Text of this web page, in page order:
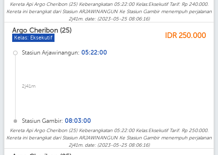
Kereta Api Argo Cheribon (25) Keberangkatan 05:22:00 Kelas:Eksekutif Tarif: Rp 240.000.
Kereta ini berangkat dari Stasiun ARJAWINANGUN Ke Stasiun Gambir menempuh perjalanan
2j41m. date: (2023-05-25 08:06:16)
Argo Cheribon (25)
Kelas: Eksekutif IDR 250.000
Stasiun Arjawinangun: 05:22:00
2j41m
Stasiun Gambir: 08:03:00
Kereta Api Argo Cheribon (25) Keberangkatan 05:22:00 Kelas:Eksekutif Tarif: Rp 250.000.
Kereta ini berangkat dari Stasiun ARJAWINANGUN Ke Stasiun Gambir menempuh perjalanan
2j41m. date: (2023-05-25 08:06:16)